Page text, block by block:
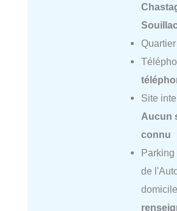
Quartier
Site
Aucun
connu
de